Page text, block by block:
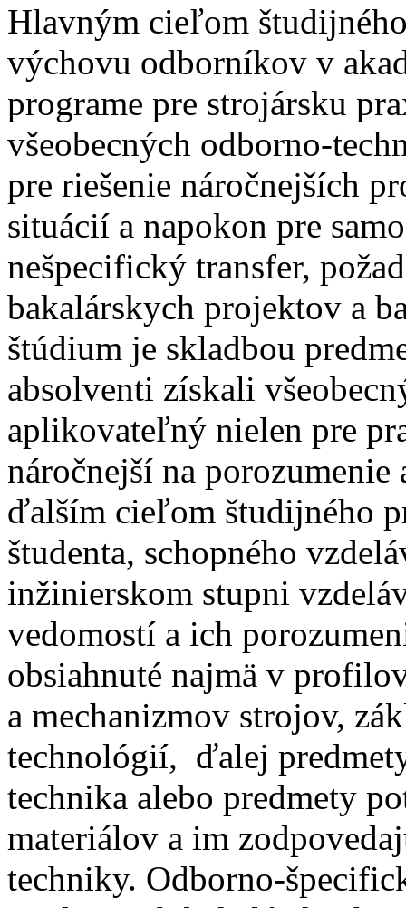
Hlavným cieľom
výchovu odborníkov v
programe pre strojársku
všeobecných odborno-
pre riešenie náročnejších
situácií a napokon pre
nešpecifický transfer,
bakalárskych projektov a
štúdium je skladbou
absolventi získali
aplikovateľný nielen pre
náročnejší na porozumenie
ďalším cieľom študijného
študenta, schopného
inžinierskom stupni
vedomostí a ich
obsiahnuté najmä v
a mechanizmov strojov,
technológií, ďalej
technika alebo predmety
materiálov a im
techniky. Odborno-